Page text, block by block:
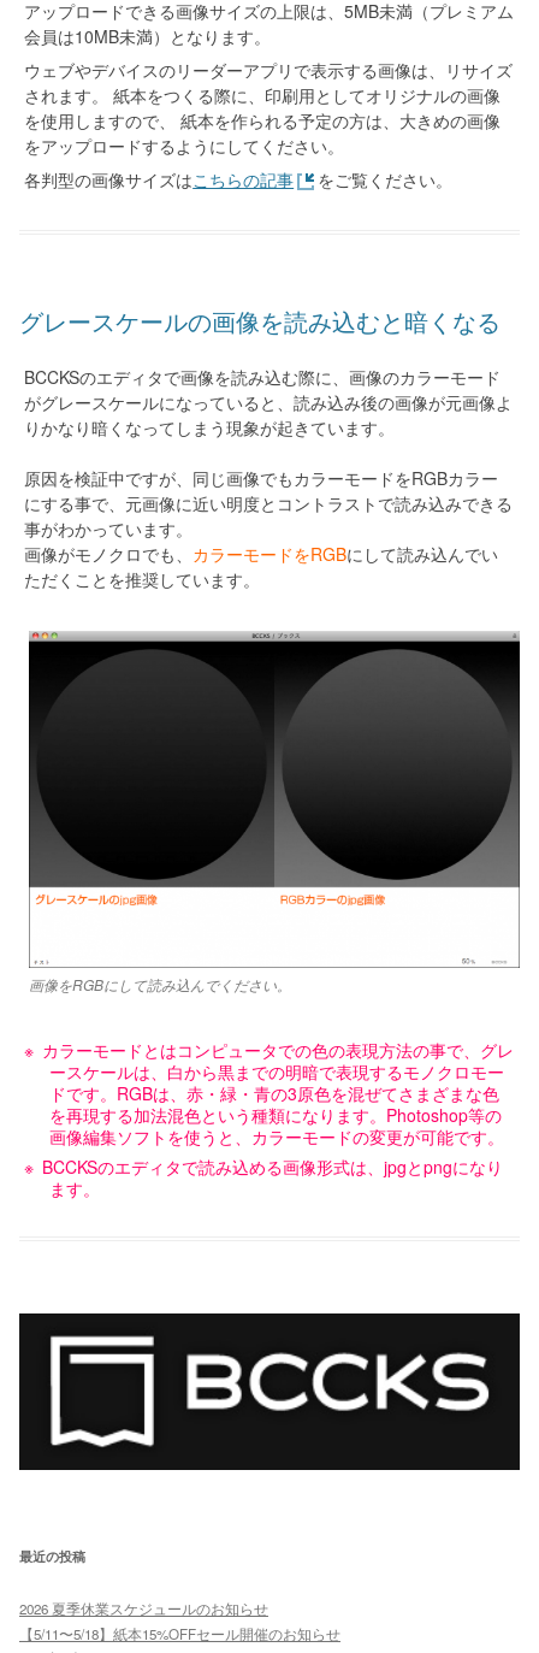
アップロードできる画像サイズの上限は、5MB未満（プレミアム
会員は10MB未満）となります。
ウェブやデバイスのリーダーアプリで表示する画像は、リサイズ
されます。 紙本をつくる際に、印刷用としてオリジナルの画像
を使用しますので、 紙本を作られる予定の方は、大きめの画像
をアップロードするようにしてください。
各判型の画像サイズはこちらの記事 をご覧ください。
グレースケールの画像を読み込むと暗くなる
BCCKSのエディタで画像を読み込む際に、画像のカラーモード
がグレースケールになっていると、読み込み後の画像が元画像よ
りかなり暗くなってしまう現象が起きています。
原因を検証中ですが、同じ画像でもカラーモードをRGBカラー
にする事で、元画像に近い明度とコントラストで読み込みできる
事がわかっています。
画像がモノクロでも、 カラーモードをRGBにして読み込んでい
ただくことを推奨しています。
画像をRGBにして読み込んでください。
カラーモードとはコンピュータでの色の表現方法の事で、グレ
ースケールは、白から黒までの明暗で表現するモノクロモー
ドです。RGBは、赤・緑・青の3原色を混ぜてさまざまな色
を再現する加法混色という種類になります。Photoshop等の
画像編集ソフトを使うと、カラーモードの変更が可能です。
BCCKSのエディタで読み込める画像形式は、jpgとpngになり
ます。
最近の投稿
2026 夏季休業スケジュールのお知らせ
【5/11〜5/18】紙本15%OFFセール開催のお知らせ